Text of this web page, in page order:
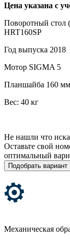
Цена указана с
Поворотный стол
HRT160SP
Год выпуска 2018
Мотор SIGMA 5
Планшайба 160 мм
Вес: 40 кг
Не нашли что
Оставьте свой
оптимальный
Подобрать вариант
Механическая